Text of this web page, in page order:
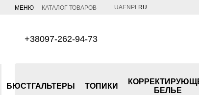
Перейти к основному контенту
МЕНЮ КАТАЛОГ ТОВАРОВ UAEN PLRU
+38097-262-94-73
БЮСТГАЛЬТЕРЫ ТОПИКИ
БЕЛЬЕ